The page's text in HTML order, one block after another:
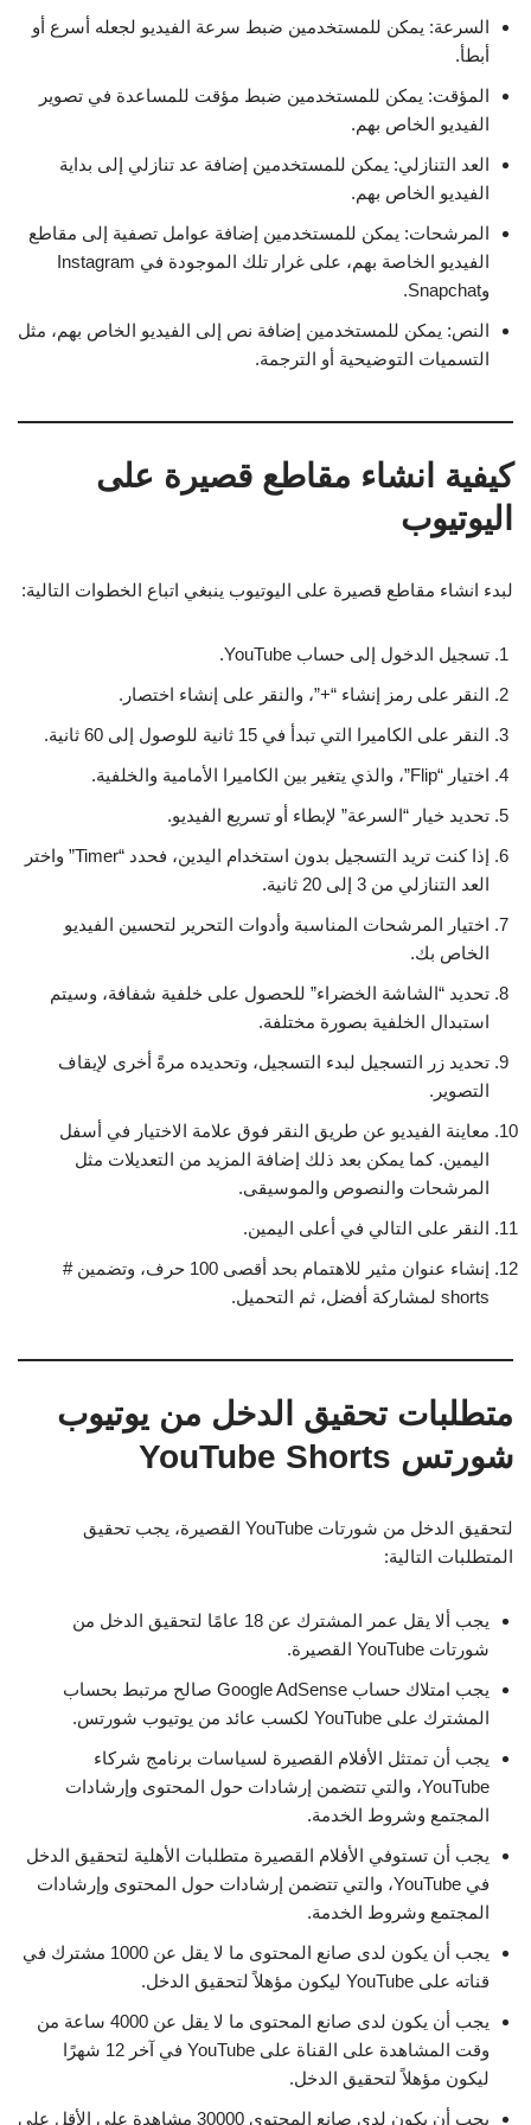
السرعة: يمكن للمستخدمين ضبط سرعة الفيديو لجعله أسرع أو
أبطأ.
المؤقت: يمكن للمستخدمين ضبط مؤقت للمساعدة في تصوير
الفيديو الخاص بهم.
العد التنازلي: يمكن للمستخدمين إضافة عد تنازلي إلى بداية
الفيديو الخاص بهم.
المرشحات: يمكن للمستخدمين إضافة عوامل تصفية إلى مقاطع
الفيديو الخاصة بهم، على غرار تلك الموجودة في Instagram
وSnapchat.
النص: يمكن للمستخدمين إضافة نص إلى الفيديو الخاص بهم، مثل
التسميات التوضيحية أو الترجمة.
كيفية انشاء مقاطع قصيرة على
اليوتيوب
لبدء انشاء مقاطع قصيرة على اليوتيوب ينبغي اتباع الخطوات التالية:
تسجيل الدخول إلى حساب YouTube.
النقر على رمز إنشاء “+”، والنقر على إنشاء اختصار.
النقر على الكاميرا التي تبدأ في 15 ثانية للوصول إلى 60 ثانية.
اختيار “Flip”، والذي يتغير بين الكاميرا الأمامية والخلفية.
تحديد خيار “السرعة” لإبطاء أو تسريع الفيديو.
إذا كنت تريد التسجيل بدون استخدام اليدين، فحدد “Timer” واختر
العد التنازلي من 3 إلى 20 ثانية.
اختيار المرشحات المناسبة وأدوات التحرير لتحسين الفيديو
الخاص بك.
تحديد “الشاشة الخضراء” للحصول على خلفية شفافة، وسيتم
استبدال الخلفية بصورة مختلفة.
تحديد زر التسجيل لبدء التسجيل، وتحديده مرةً أخرى لإيقاف
التصوير.
معاينة الفيديو عن طريق النقر فوق علامة الاختيار في أسفل
اليمين. كما يمكن بعد ذلك إضافة المزيد من التعديلات مثل
المرشحات والنصوص والموسيقى.
النقر على التالي في أعلى اليمين.
إنشاء عنوان مثير للاهتمام بحد أقصى 100 حرف، وتضمين #
shorts لمشاركة أفضل، ثم التحميل.
متطلبات تحقيق الدخل من يوتيوب
شورتس YouTube Shorts
لتحقيق الدخل من شورتات YouTube القصيرة، يجب تحقيق
المتطلبات التالية:
يجب ألا يقل عمر المشترك عن 18 عامًا لتحقيق الدخل من
شورتات YouTube القصيرة.
يجب امتلاك حساب Google AdSense صالح مرتبط بحساب
المشترك على YouTube لكسب عائد من يوتيوب شورتس.
يجب أن تمتثل الأفلام القصيرة لسياسات برنامج شركاء
YouTube، والتي تتضمن إرشادات حول المحتوى وإرشادات
المجتمع وشروط الخدمة.
يجب أن تستوفي الأفلام القصيرة متطلبات الأهلية لتحقيق الدخل
في YouTube، والتي تتضمن إرشادات حول المحتوى وإرشادات
المجتمع وشروط الخدمة.
يجب أن يكون لدى صانع المحتوى ما لا يقل عن 1000 مشترك في
قناته على YouTube ليكون مؤهلاً لتحقيق الدخل.
يجب أن يكون لدى صانع المحتوى ما لا يقل عن 4000 ساعة من
وقت المشاهدة على القناة على YouTube في آخر 12 شهرًا
ليكون مؤهلاً لتحقيق الدخل.
يجب أن يكون لدى صانع المحتوى 30000 مشاهدة على الأقل على